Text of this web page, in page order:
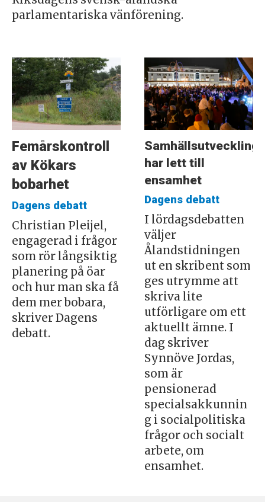
parlamentariska vänförening.
Femårskontroll
av Kökars
bobarhet
Dagens debatt
Christian Pleijel,
engagerad i frågor
som rör långsiktig
planering på öar
och hur man ska få
dem mer bobara,
skriver Dagens
debatt.
Samhällsutveckling
har lett till
ensamhet
Dagens debatt
I lördagsdebatten
väljer
Ålandstidningen
ut en skribent som
ges utrymme att
skriva lite
utförligare om ett
aktuellt ämne. I
dag skriver
Synnöve Jordas,
som är
pensionerad
specialsakkunnin
g i socialpolitiska
frågor och socialt
arbete, om
ensamhet.